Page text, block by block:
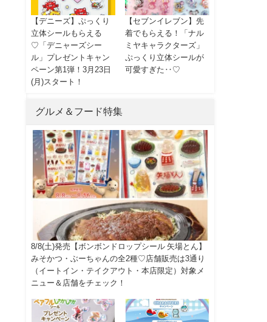
【デニーズ】ぷっくり
立体シールもらえる
♡「デニャーズシー
ル」プレゼントキャン
ペーン第1弾！3月23日
(月)スタート！
【セブンイレブン】先
着でもらえる！「ナル
ミヤキャラクターズ」
ぷっくり立体シールが
可愛すぎた‥♡
グルメ＆フード特集
8/8(土)発売【ボンボンドロップシール 矢場とん】
みそかつ・ぶーちゃんの全2種♡店舗販売は3通り
（イートイン・テイクアウト・本店限定）対象メ
ニュー＆店舗をチェック！